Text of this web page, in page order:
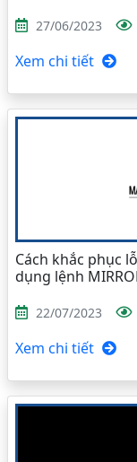
27/06/2023
Xem chi tiết
Cách khắc phục
dụng lệnh
22/07/2023
Xem chi tiết